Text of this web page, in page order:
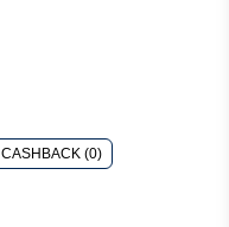
CASHBACK (0)